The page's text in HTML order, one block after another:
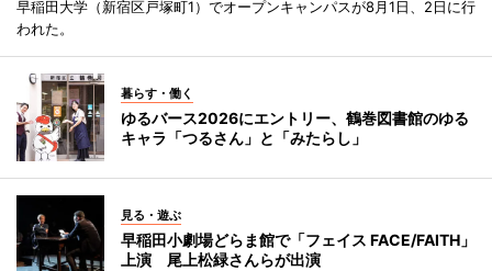
早稲田大学（新宿区戸塚町1）でオープンキャンパスが8月1日、2日に行
われた。
暮らす・働く
ゆるバース2026にエントリー、鶴巻図書館のゆる
キャラ「つるさん」と「みたらし」
見る・遊ぶ
早稲田小劇場どらま館で「フェイス FACE/FAITH」
上演 尾上松緑さんらが出演